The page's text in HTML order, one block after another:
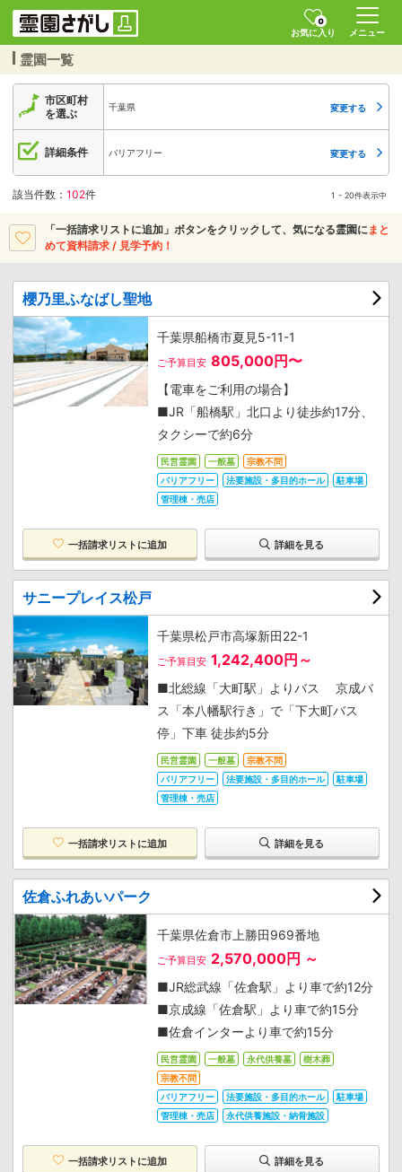
0
お気に入り
メニュー
霊園一覧
市区町村
を選ぶ
千葉県 変更する
詳細条件 バリアフリー 変更する
該当件数： 102件 1 - 20件表示中
「一括請求リストに追加」ボタンをクリックして、 気になる霊園にまと
めて資料請求 / 見学予約！
櫻乃里ふなばし聖地
千葉県船橋市夏見5-11-1
ご予算目安 805,000円〜
【電車をご利用の場合】
■JR「船橋駅」北口より徒歩約17分、
タクシーで約6分
民営霊園 一般墓
宗教不問
バリアフリー
法要施設・多目的ホール
駐車場
管理棟・売店
一括請求リストに追加 詳細を見る
サニープレイス松戸
千葉県松戸市高塚新田22-1
ご予算目安 1,242,400円～
■北総線「大町駅」よりバス 京成バ
ス「本八幡駅行き」で「下大町バス
停」下車 徒歩約5分
民営霊園 一般墓
宗教不問
バリアフリー
法要施設・多目的ホール
駐車場
管理棟・売店
一括請求リストに追加 詳細を見る
佐倉ふれあいパーク
千葉県佐倉市上勝田969番地
ご予算目安 2,570,000円 ～
■JR総武線「佐倉駅」より車で約12分
■京成線「佐倉駅」より車で約15分
■佐倉インターより車で約15分
民営霊園 一般墓 永代供養墓
樹木葬
宗教不問
バリアフリー
法要施設・多目的ホール
駐車場
管理棟・売店
永代供養施設・納骨施設
一括請求リストに追加 詳細を見る